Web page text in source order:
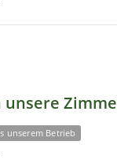
unserem Betrieb